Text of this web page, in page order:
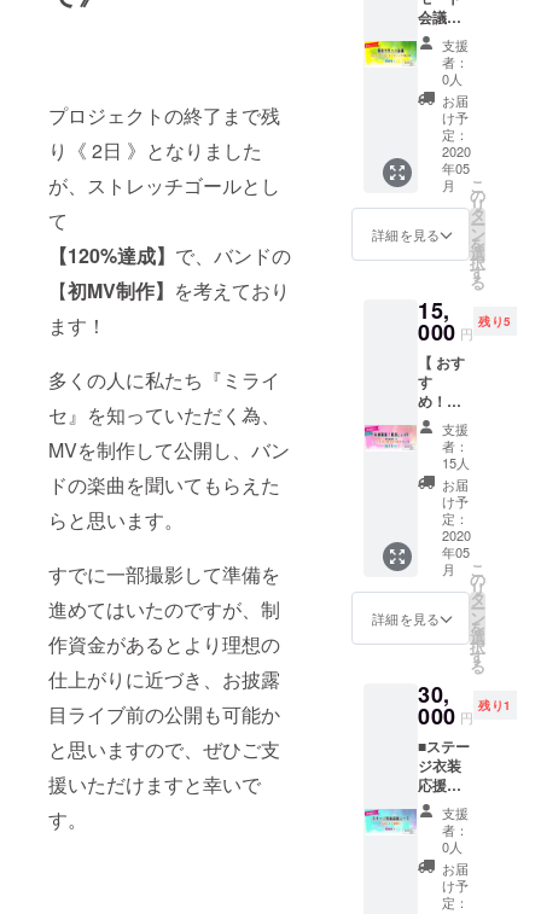
プロジェクトの終了まで残
り《 2日 》となりました
が、ストレッチゴールとし
て
【120%達成】 で、バンドの
【初MV制作】 を考えており
ます！
多くの人に私たち『ミライ
セ』を知っていただく為、
MVを制作して公開し、バン
ドの楽曲を聞いてもらえた
らと思います。
すでに一部撮影して準備を
進めてはいたのですが、制
作資金があるとより理想の
仕上がりに近づき、お披露
目ライブ前の公開も可能か
と思いますので、ぜひご支
援いただけますと幸いで
す。
トで
す。 ま
た、サ
イン入
りの記
念チ
ケット
が届き
ます。
(ライブ
にはご
ただけ
ませ
にプル
ダウン
メ
ニュー
より、
サイン
のご希
望のお
名前
と、T
シャツ
のご希
望のサ
イズ
（M/L/X
選びく
ださい
開催で
きて、
直接お
会いで
きる日
がきた
ら、ぜ
ひトー
トバッ
グを
持って
応援に
覧 (会員
登録し
た場合
のみ。
全コー
ス共
通。) メ
ンバー
全員で
撮影し
た、ク
ラウド
礼動画
をお送
り致し
ます。
お披露
目前
に、動
くメン
バーの
様子を
ご覧頂
けま
す！
会議
Vocalイ
ロハと
ミー
ティン
グコー
ス [郵
送なし]
・イロ
ハと
ミー
ティン
グ (30
分程度)
エスト
があれ
ば一曲
歌いま
す (ライ
ブ環境
ではな
いの
で、音
質など
あまり
良くな
いかと
思いま
す。)
zoomな
どを利
モート
会議を
する
コース
です。
バンド
活動へ
のご提
案や質
問も可
能で
す！
支援
者：
0人
お届
け予
定：
2020
年05
月
詳細を見る
こ
の
リ
タ
ー
ン
を
選
択
す
る
15,
000 円
残り5
【 おす
す
め！】
■ お披
露目
「配
信」
LIVE
限定応
援グッ
ズ＋デ
モCD・
打ち上
げ配信
参加
コース
あり]
[数量限
定] ☆オ
リジナ
ルポス
トカー
ド ☆ポ
スト
カード
にメン
バー全
員から
支援
者：
15人
お届
け予
定：
2020
年05
月
詳細を見る
こ
の
リ
タ
ー
ン
を
選
択
す
る
30,
000 円
残り1
■ステー
ジ衣装
応援
コー
ス イ
ロハマ
イ衣装
③ [郵送
あり] ・
支援
者：
0人
お届
け予
定：